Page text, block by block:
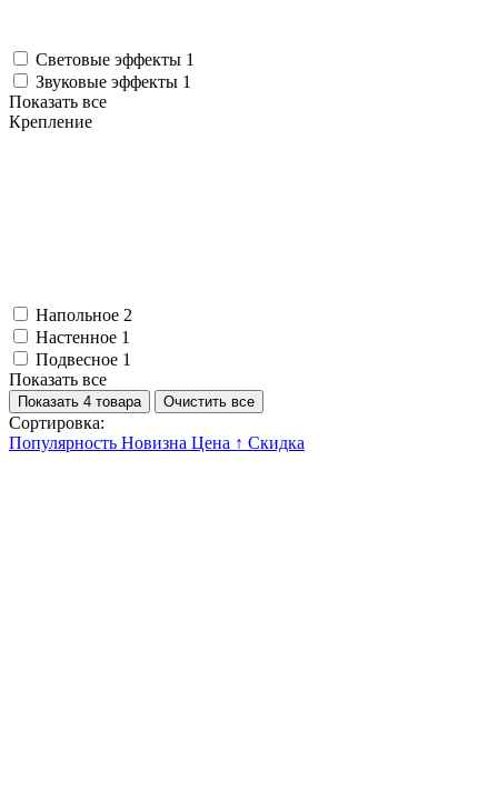
Световые эффекты 1
Звуковые эффекты 1
Показать все
Крепление
Напольное 2
Настенное 1
Подвесное 1
Показать все
Показать 4 товара Очистить все
Сортировка:
Популярность Новизна Цена ↑ Скидка